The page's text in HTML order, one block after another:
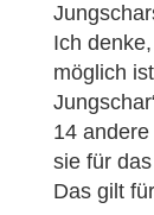
Ich
möglich
14
sie für
Das gilt